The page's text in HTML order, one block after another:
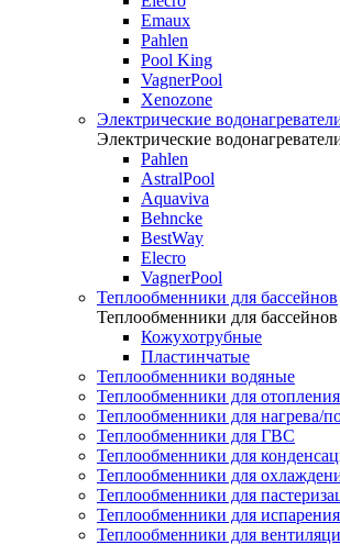
Emaux
Pahlen
Pool King
VagnerPool
Xenozone
Электрические
Электрические
Pahlen
AstralPool
Aquaviva
Behncke
BestWay
Elecro
VagnerPool
Теплообменники для бассейнов
Теплообменники для бассейнов
Кожухотрубные
Пластинчатые
Теплообменники водяные
Теплообменники для отопления
Теплообменники для нагрева/
Теплообменники для ГВС
Теплообменники для
Теплообменники для
Теплообменники для
Теплообменники для испарения
Теплообменники для